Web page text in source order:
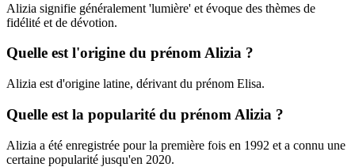
Alizia signifie généralement 'lumière' et évoque des thèmes de
fidélité et de dévotion.
Quelle est l'origine du prénom Alizia ?
Alizia est d'origine latine, dérivant du prénom Elisa.
Quelle est la popularité du prénom Alizia ?
Alizia a été enregistrée pour la première fois en 1992 et a connu une
certaine popularité jusqu'en 2020.